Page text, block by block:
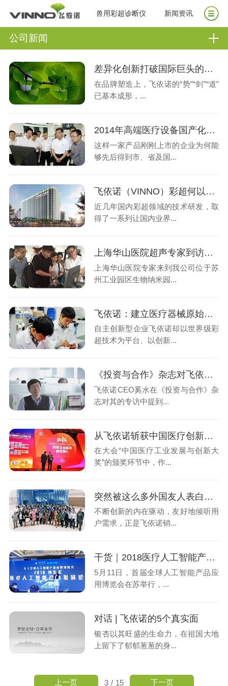
兽用彩超诊断仪 新闻资讯
公司新闻
差异化创新打破国际巨头的垄断地位--中国经营报对飞依诺专访
在品牌塑造上，飞依诺的“势”“剑”“道”
已基本成形，...
2014年高端医疗设备国产化的第二浪潮——国务院副总理汪洋考察飞依诺彩超
这样一家产品刚刚上市的企业为何能
够先后得到市、省及国...
飞依诺（VINNO）彩超何以乍现即火
近几年国内彩超领域的技术研发，取
得了一系列让国内业界...
上海华山医院超声专家到访飞依诺
上海华山医院专家来到我公司位于苏
州工业园区生物纳米园...
飞依诺：建立医疗器械原始创新链引关注
自主创新型企业飞依诺却以世界级彩
超技术为平台、以创新...
《投资与合作》杂志对飞依诺CEO奚水的专访
飞依诺CEO奚水在《投资与合作》杂
志对其的专访中提到...
从飞依诺斩获中国医疗创新大奖说起……
在大会“中国医疗工业发展与创新大
奖”的颁奖环节中，作...
突然被这么多外国友人表白是一种什么体验？
不断创新的内在驱动，友好地倾听用
户需求，正是飞依诺销...
干货｜2018医疗人工智能产业论坛，风吹向哪里？
5月11日，首届全球人工智能产品应
用博览会在苏举行，...
对话 | 飞依诺的5个真实面
银杏以其旺盛的生命力，在祖国大地
上留下了郁郁葱葱的身...
3 / 15
上一页 下一页